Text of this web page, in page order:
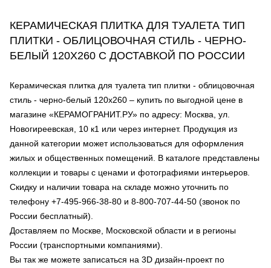
КЕРАМИЧЕСКАЯ ПЛИТКА ДЛЯ ТУАЛЕТА ТИП
ПЛИТКИ - ОБЛИЦОВОЧНАЯ СТИЛЬ - ЧЕРНО-
БЕЛЫЙ 120Х260 С ДОСТАВКОЙ ПО РОССИИ
Керамическая плитка для туалета тип плитки - облицовочная
стиль - черно-белый 120х260 – купить по выгодной цене в
магазине «КЕРАМОГРАНИТ.РУ» по адресу: Москва, ул.
Новогиреевская, 10 к1 или через интернет. Продукция из
данной категории может использоваться для оформления
жилых и общественных помещений. В каталоге представлены
коллекции и товары с ценами и фотографиями интерьеров.
Скидку и наличии товара на складе можно уточнить по
телефону +7-495-966-38-80 и 8-800-707-44-50 (звонок по
России бесплатный).
Доставляем по Москве, Московской области и в регионы
России (транспортными компаниями).
Вы так же можете записаться на 3D дизайн-проект по